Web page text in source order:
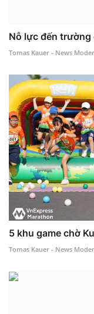
Nỗ lực đến trường
Tomas Kauer - News
5 khu game chờ
Tomas Kauer - News